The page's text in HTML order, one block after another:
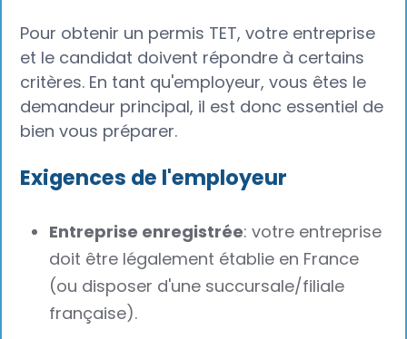
Pour obtenir un permis TET, votre entreprise
et le candidat doivent répondre à certains
critères. En tant qu'employeur, vous êtes le
demandeur principal, il est donc essentiel de
bien vous préparer.
Exigences de l'employeur
Entreprise enregistrée: votre entreprise
doit être légalement établie en France
(ou disposer d'une succursale/filiale
française).